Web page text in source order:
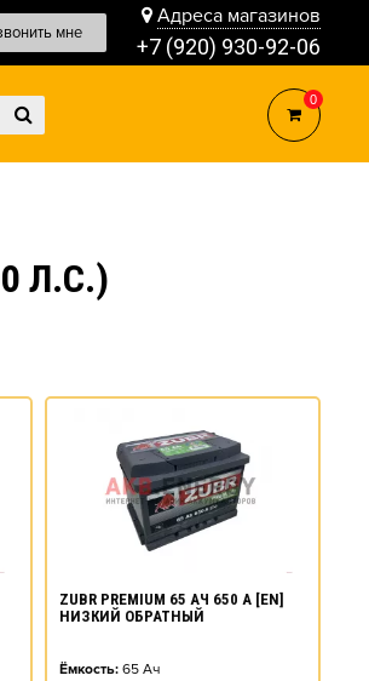
мне
Адреса магазинов
+7 (920) 930-92-06
0
Л.С.)
ZUBR PREMIUM 65 АЧ 650 А [EN]
НИЗКИЙ ОБРАТНЫЙ
Ёмкость: 65Ач